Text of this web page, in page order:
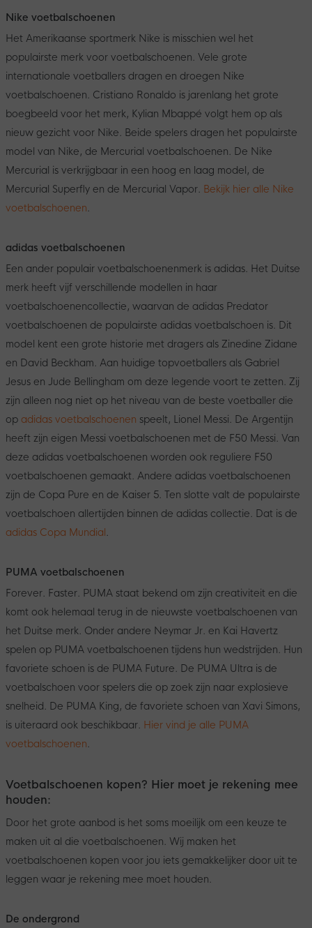
Nike voetbalschoenen
Het Amerikaanse sportmerk Nike is misschien wel het
populairste merk voor voetbalschoenen. Vele grote
internationale voetballers dragen en droegen Nike
voetbalschoenen. Cristiano Ronaldo is jarenlang het grote
boegbeeld voor het merk, Kylian Mbappé volgt hem op als
nieuw gezicht voor Nike. Beide spelers dragen het populairste
model van Nike, de Mercurial voetbalschoenen. De Nike
Mercurial is verkrijgbaar in een hoog en laag model, de
Mercurial Superfly en de Mercurial Vapor. Bekijk hier alle Nike
voetbalschoenen.
adidas voetbalschoenen
Een ander populair voetbalschoenenmerk is adidas. Het Duitse
merk heeft vijf verschillende modellen in haar
voetbalschoenencollectie, waarvan de adidas Predator
voetbalschoenen de populairste adidas voetbalschoen is. Dit
model kent een grote historie met dragers als Zinedine Zidane
en David Beckham. Aan huidige topvoetballers als Gabriel
Jesus en Jude Bellingham om deze legende voort te zetten. Zij
zijn alleen nog niet op het niveau van de beste voetballer die
op adidas voetbalschoenen speelt, Lionel Messi. De Argentijn
heeft zijn eigen Messi voetbalschoenen met de F50 Messi. Van
deze adidas voetbalschoenen worden ook reguliere F50
voetbalschoenen gemaakt. Andere adidas voetbalschoenen
zijn de Copa Pure en de Kaiser 5. Ten slotte valt de populairste
voetbalschoen allertijden binnen de adidas collectie. Dat is de
adidas Copa Mundial.
PUMA voetbalschoenen
Forever. Faster. PUMA staat bekend om zijn creativiteit en die
komt ook helemaal terug in de nieuwste voetbalschoenen van
het Duitse merk. Onder andere Neymar Jr. en Kai Havertz
spelen op PUMA voetbalschoenen tijdens hun wedstrijden. Hun
favoriete schoen is de PUMA Future. De PUMA Ultra is de
voetbalschoen voor spelers die op zoek zijn naar explosieve
snelheid. De PUMA King, de favoriete schoen van Xavi Simons,
is uiteraard ook beschikbaar. Hier vind je alle PUMA
voetbalschoenen.
Voetbalschoenen kopen? Hier moet je rekening mee
houden:
Door het grote aanbod is het soms moeilijk om een keuze te
maken uit al die voetbalschoenen. Wij maken het
voetbalschoenen kopen voor jou iets gemakkelijker door uit te
leggen waar je rekening mee moet houden.
De ondergrond